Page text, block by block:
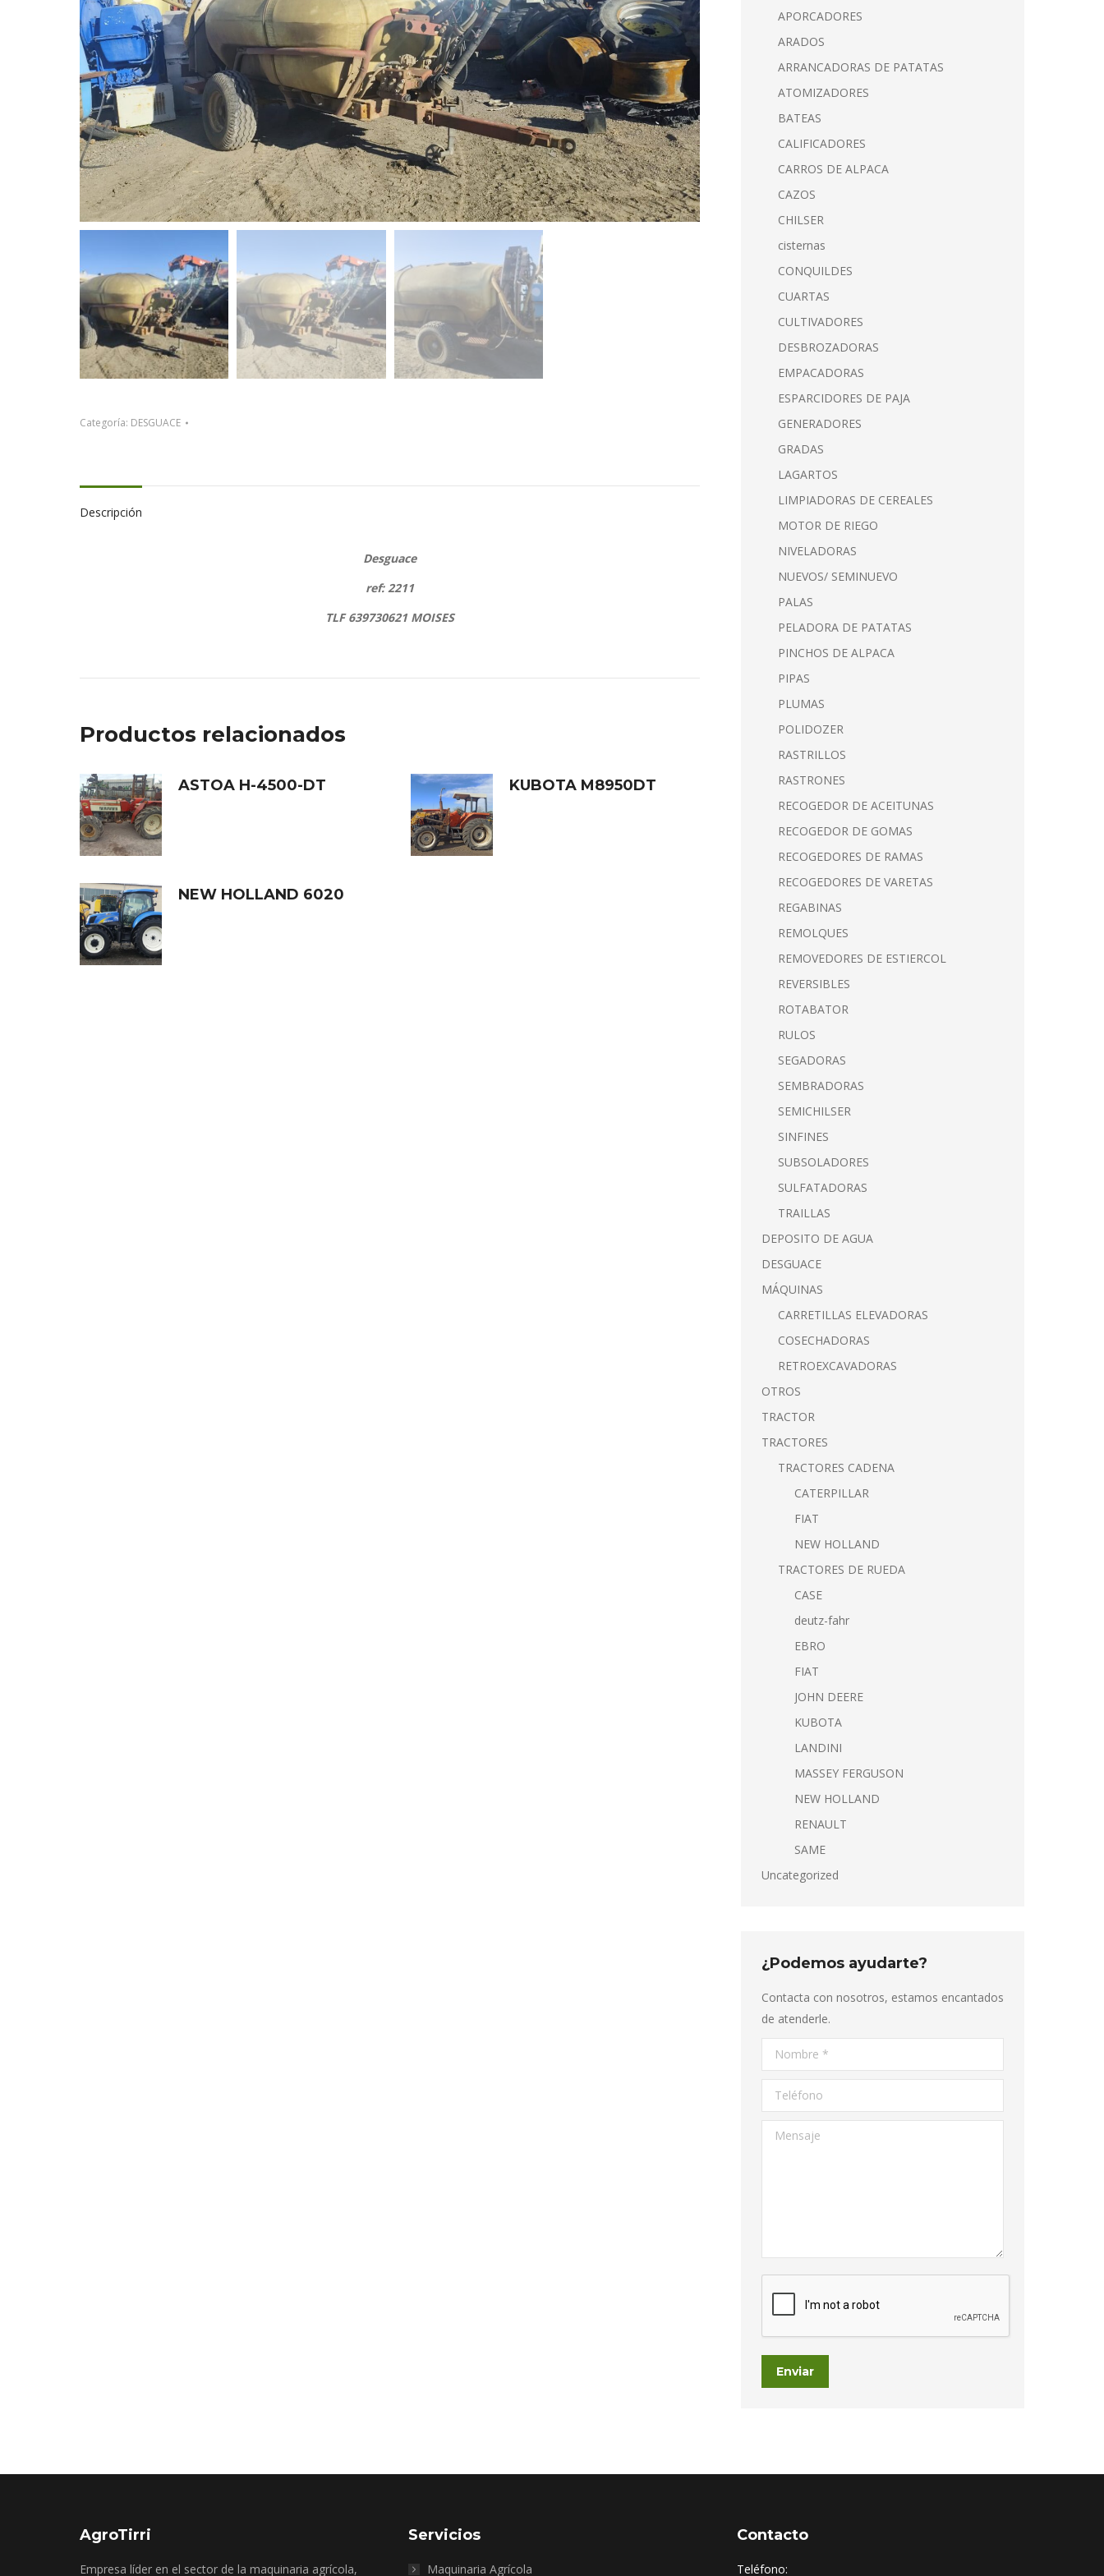
Categoría: DESGUACE
Descripción
Desguace
ref: 2211
TLF 639730621 MOISES
Productos relacionados
ASTOA H-4500-DT KUBOTA M8950DT
NEW HOLLAND 6020
APORCADORES
ARADOS
ARRANCADORAS DE PATATAS
ATOMIZADORES
BATEAS
CALIFICADORES
CARROS DE ALPACA
CAZOS
CHILSER
cisternas
CONQUILDES
CUARTAS
CULTIVADORES
DESBROZADORAS
EMPACADORAS
ESPARCIDORES DE PAJA
GENERADORES
GRADAS
LAGARTOS
LIMPIADORAS DE CEREALES
MOTOR DE RIEGO
NIVELADORAS
NUEVOS/ SEMINUEVO
PALAS
PELADORA DE PATATAS
PINCHOS DE ALPACA
PIPAS
PLUMAS
POLIDOZER
RASTRILLOS
RASTRONES
RECOGEDOR DE ACEITUNAS
RECOGEDOR DE GOMAS
RECOGEDORES DE RAMAS
RECOGEDORES DE VARETAS
REGABINAS
REMOLQUES
REMOVEDORES DE ESTIERCOL
REVERSIBLES
ROTABATOR
RULOS
SEGADORAS
SEMBRADORAS
SEMICHILSER
SINFINES
SUBSOLADORES
SULFATADORAS
TRAILLAS
DEPOSITO DE AGUA
DESGUACE
MÁQUINAS
CARRETILLAS ELEVADORAS
COSECHADORAS
RETROEXCAVADORAS
OTROS
TRACTOR
TRACTORES
TRACTORES CADENA
CATERPILLAR
FIAT
NEW HOLLAND
TRACTORES DE RUEDA
CASE
deutz-fahr
EBRO
FIAT
JOHN DEERE
KUBOTA
LANDINI
MASSEY FERGUSON
NEW HOLLAND
RENAULT
SAME
Uncategorized
¿Podemos ayudarte?
Contacta con nosotros, estamos encantados
de atenderle.
Nombre *
Teléfono
Mensaje
Enviar
AgroTirri
Empresa líder en el sector de la maquinaria agrícola,
Servicios
Maquinaria Agrícola
Contacto
Teléfono: